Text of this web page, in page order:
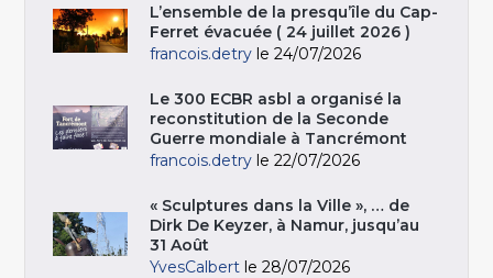
L’ensemble de la presqu’île du Cap-
Ferret évacuée ( 24 juillet 2026 )
francois.detry le 24/07/2026
Le 300 ECBR asbl a organisé la
reconstitution de la Seconde
Guerre mondiale à Tancrémont
francois.detry le 22/07/2026
« Sculptures dans la Ville », … de
Dirk De Keyzer, à Namur, jusqu’au
31 Août
YvesCalbert le 28/07/2026